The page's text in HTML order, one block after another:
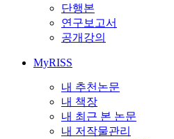
단행본
연구보고서
공개강의
MyRISS
내 추천논문
내 책장
내 최근 본 논문
내 저작물관리